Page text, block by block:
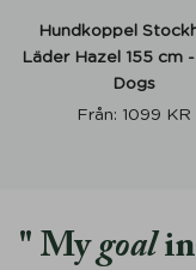
Hundkoppel
Läder Hazel 155 cm
Dogs
Från: 1099 KR
My goalin